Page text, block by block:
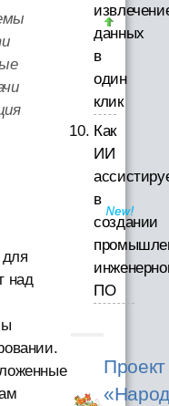
над
данных
в
один
клик
Как
ИИ
в
создании
ПО
Проект